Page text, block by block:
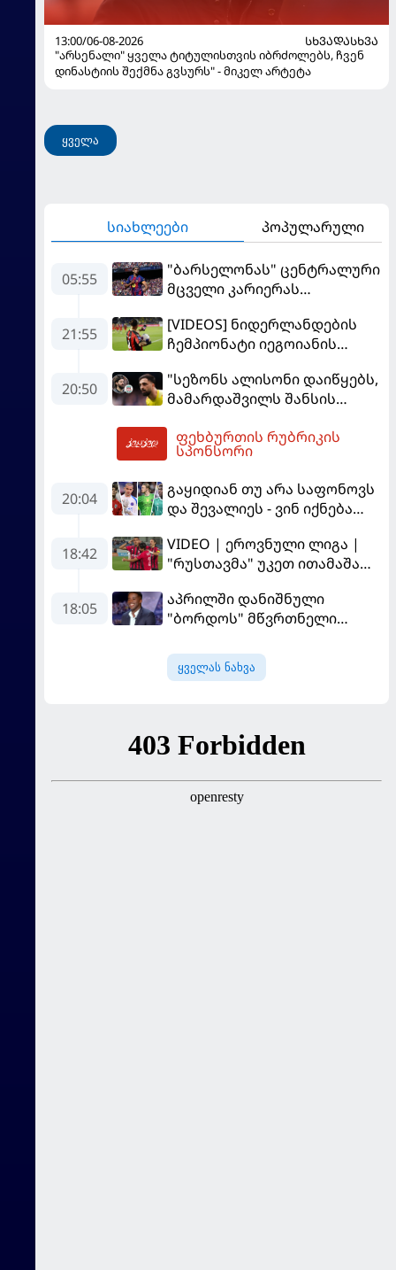
13:00/06-08-2026
ᲡᲮᲕᲐᲓᲐᲡᲮᲕᲐ
"არსენალი" ყველა ტიტულისთვის იბრძოლებს, ჩვენ
დინასტიის შექმნა გვსურს" - მიკელ არტეტა
ყველა
სიახლეები პოპულარული
05:55
"ბარსელონას" ცენტრალური
მცველი კარიერას
გააგრძელებს
21:55
[VIDEOS] ნიდერლანდების
ჩემპიონატი იეგოიანის
MVP გახდა
20:50
"სეზონს ალისონი დაიწყებს,
მამარდაშვილს შანსის
მოთმინება სჭირდება,
რომელსაც 100%-ით
"ლივერპულის" ყოფილმა
მეკარემ
ფეხბურთის რუბრიკის
სპონსორი
20:04
გაყიდიან თუ არა საფონოვს
და შევალიეს - ვინ იქნება
18:42
VIDEO | ეროვნული ლიგა |
"რუსთავმა" უკეთ ითამაშა
მოიგო, "ტორპედომ" გვიან
გაიღვიძა...
18:05
აპრილში დანიშნული
"ბორდოს" მწვრთნელი
ყველას ნახვა